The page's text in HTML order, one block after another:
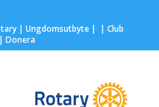
| Ungdomsutbyte| | Club
| Donera